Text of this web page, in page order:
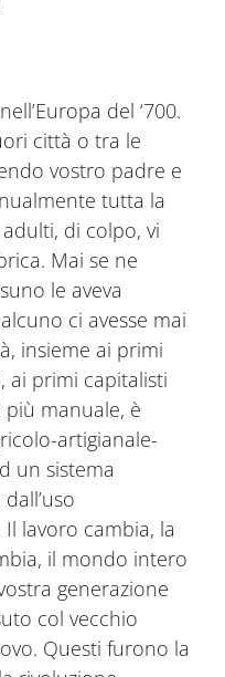
del ‘700.
città o tra le
vostro padre e
tutta la
di colpo, vi
Mai se ne
le aveva
ci avesse mai
insieme ai primi
ai primi capitalisti
manuale, è
artigianale-
un sistema
lavoro cambia, la
il mondo intero
generazione
col vecchio
Questi furono la